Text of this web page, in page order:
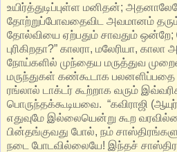
உயிர்த்துடிப்புள்ள மனிதன்;
தோற்றுப்போவதைவிட அவமானம்
தோல்வியை ஏற்பதும் சாவதும்
புரிகிறதா?” காலரா, மலேரியா,
நோய்களில் முந்தைய மருத்துவ
மருந்துகள் கண்கூடாக பலனளிப்பதை
ரங்லால் டாக்டர் கூற்றாக வரும்
பொருந்தக்கூடியவை. “கவிராஜி
எதுவுமே இல் லையென்று கூற
பின்தங்குவது போல், நம்
நடை போடவில் லையே! இந்தச்